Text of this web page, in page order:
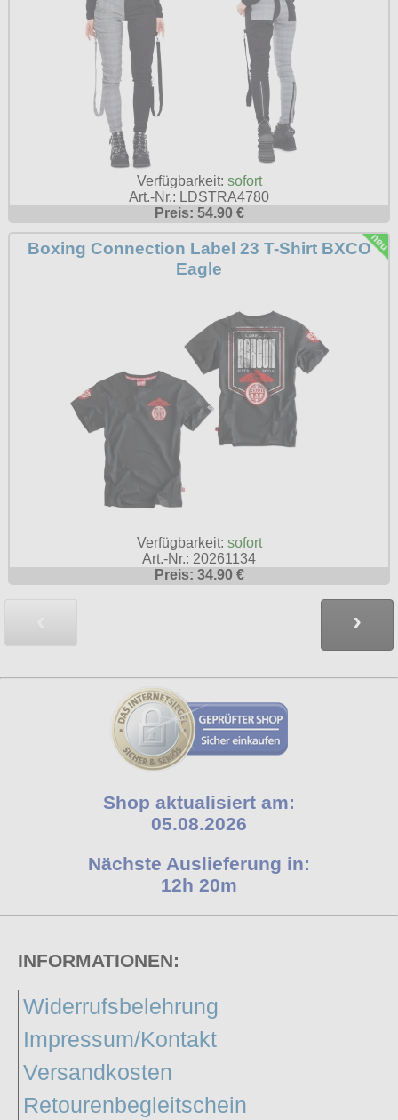
Verfügbarkeit: sofort
Art.-Nr.: LDSTRA4780
Preis: 54.90 €
Boxing Connection Label 23 T-Shirt BXCO
Eagle
Verfügbarkeit: sofort
Art.-Nr.: 20261134
Preis: 34.90 €
›
Shop aktualisiert am:
05.08.2026
Nächste Auslieferung in:
12h 20m
INFORMATIONEN:
Widerrufsbelehrung
Impressum/Kontakt
Versandkosten
Retourenbegleitschein